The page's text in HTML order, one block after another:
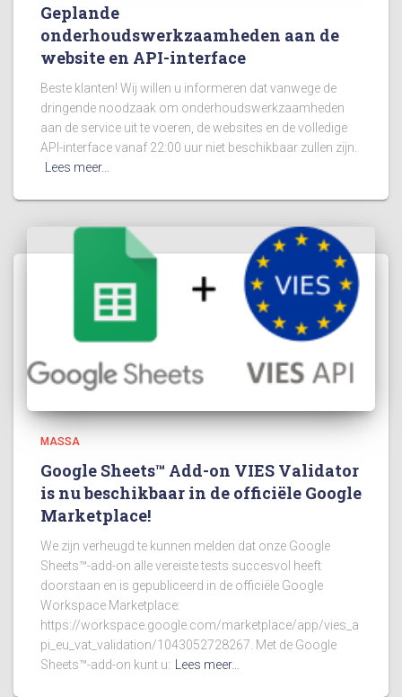
Geplande
onderhoudswerkzaamheden aan de
website en API-interface
Beste klanten! Wij willen u informeren dat vanwege de
dringende noodzaak om onderhoudswerkzaamheden
aan de service uit te voeren, de websites en de volledige
API-interface vanaf 22:00 uur niet beschikbaar zullen zijn.
Lees meer…
MASSA
Google Sheets™ Add-on VIES Validator
is nu beschikbaar in de officiële Google
Marketplace!
We zijn verheugd te kunnen melden dat onze Google
Sheets™-add-on alle vereiste tests succesvol heeft
doorstaan en is gepubliceerd in de officiële Google
Workspace Marketplace:
https://workspace.google.com/marketplace/app/vies_a
pi_eu_vat_validation/1043052728267. Met de Google
Sheets™-add-on kunt u:
Lees meer…